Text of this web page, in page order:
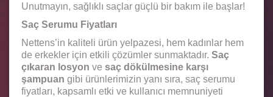
Unutmayın, sağlıklı saçlar güçlü bir bakım ile başlar!
Saç Serumu Fiyatları
Nettens’in kaliteli ürün yelpazesi, hem kadınlar hem
de erkekler için etkili çözümler sunmaktadır. Saç
çıkaran losyon ve saç dökülmesine karşı
şampuan gibi ürünlerimizin yanı sıra, saç serumu
fiyatları, kapsamlı etki ve kullanıcı memnuniyeti